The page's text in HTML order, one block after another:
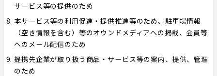
サービス等の提供のため
本サービス等の利用促進・提供推進等のため、駐車場情報
（空き情報を含む）等のオウンドメディアへの掲載、会員等
へのメール配信のため
提携先企業が取り扱う商品・サービス等の案内、提供、管理
のため